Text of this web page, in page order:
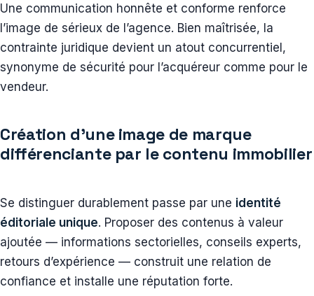
Une communication honnête et conforme renforce
l’image de sérieux de l’agence. Bien maîtrisée, la
contrainte juridique devient un atout concurrentiel,
synonyme de sécurité pour l’acquéreur comme pour le
vendeur.
Création d’une image de marque
différenciante par le contenu immobilier
Se distinguer durablement passe par une identité
éditoriale unique. Proposer des contenus à valeur
ajoutée — informations sectorielles, conseils experts,
retours d’expérience — construit une relation de
confiance et installe une réputation forte.